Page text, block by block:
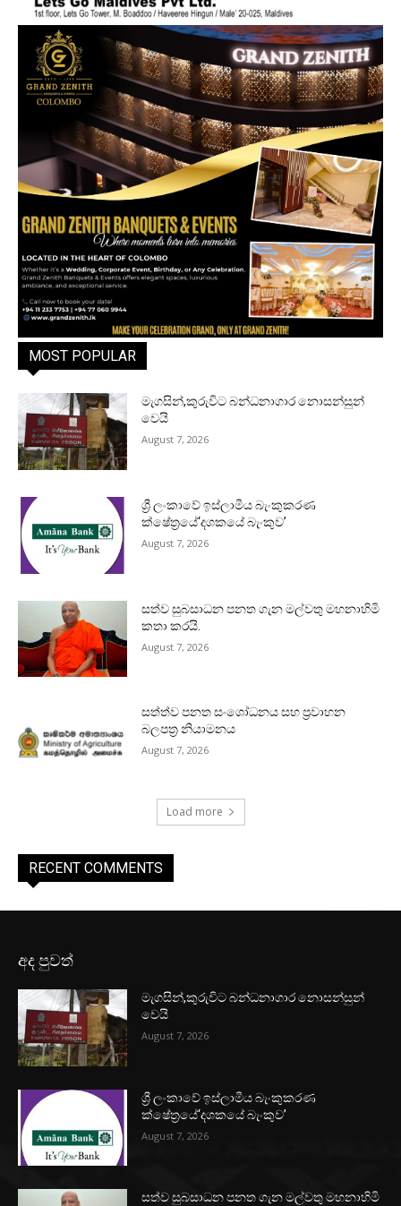
MOST POPULAR
මැගසින්,කුරුවිට බන්ධනාගාර නොසන්සුන්
වෙයි
August 7, 2026
ශ්‍රී ලංකාවේ ඉස්ලාමීය බැංකුකරණ
ක්ෂේත්‍රයේ‘දශකයේ බැංකුව’
August 7, 2026
සත්ව සුබසාධන පනත ගැන මල්වතු මහනාහිමි
කතා කරයි.
August 7, 2026
සත්ත්ව පනත සංශෝධනය සහ ප්‍රවාහන
බලපත්‍ර නියාමනය
August 7, 2026
Load more
RECENT COMMENTS
අද පුවත්
මැගසින්,කුරුවිට බන්ධනාගාර නොසන්සුන්
වෙයි
August 7, 2026
ශ්‍රී ලංකාවේ ඉස්ලාමීය බැංකුකරණ
ක්ෂේත්‍රයේ‘දශකයේ බැංකුව’
August 7, 2026
සත්ව සුබසාධන පනත ගැන මල්වතු මහනාහිමි